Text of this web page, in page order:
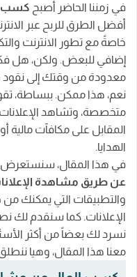
الإعلانات؟
هل مشاهدة
هل كسب المال من
أفضل مواقع كسب
1. موقع Ysense
3. موقع PrizeRebel
4. موقع Neobux
5. موقع Paidverts
أفضل تطبيقات كسب
في زمننا الحاضر أصبح كسب
أفضل الطرق للربح عبر
خاصةً مع تطور الانترنت
إضافي للبعض. ولكن، هل
معدودة من وقتك إلى
نعم، هذا ممكن. ببساطة،
متخصصة، وتشاهد
المقابل على مكافآت مالية
الهدايا.
في هذا المقال،
عن طريق مشاهدة
والتطبيقات التي يمكنك
الإعلانات. كما سنقدم لك
نسرد لك بعضاً من أكثر
معنا هذا المقال، وهيا